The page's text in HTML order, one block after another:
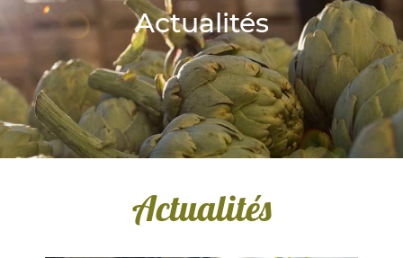
Actualités
Actualités